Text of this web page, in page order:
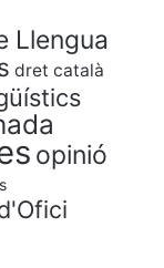
Llengua
dret català
opinió